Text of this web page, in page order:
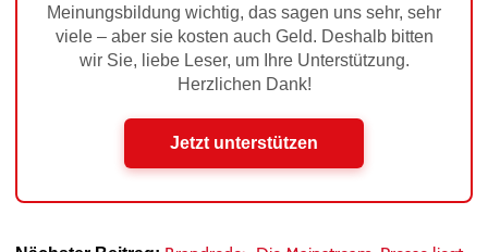
Meinungsbildung wichtig, das sagen uns sehr, sehr
viele – aber sie kosten auch Geld. Deshalb bitten
wir Sie, liebe Leser, um Ihre Unterstützung.
Herzlichen Dank!
Jetzt unterstützen